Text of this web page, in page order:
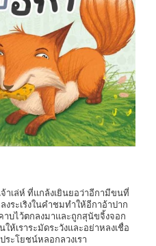
าเล่ห์ ที่แกล้งเยินยอว่าอีกามีขนที่
งระเริงในคำชมทำให้อีกาอ้าปาก
าบไว้ตกลงมาและถูกสุนัขจิ้งจอก
ห้เราระมัดระวังและอย่าหลงเชื่อ
ระโยชน์หลอกลวงเรา